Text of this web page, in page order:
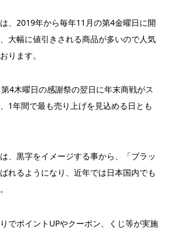
、2019年から毎年11月の第4金曜日に開
、大幅に値引きされる商品が多いので人気
ります。
4木曜日の感謝祭の翌日に年末商戦がス
1年間で最も売り上げを見込める日とも
、黒字をイメージする事から、「ブラッ
れるようになり、近年では日本国内でも
でポイントUPやクーポン、くじ等が実施